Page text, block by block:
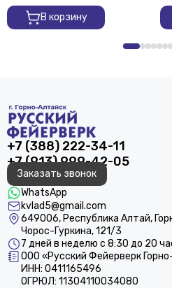
В корзину
+7 (388) 222-34-11
+7 (913) 999-42-05
Заказать звонок
WhatsApp
kvlad5@gmail.com
649006, Республика Алтай,
Чорос-Гуркина, 121/3
7 дней в неделю с 8:30 до 20
ООО «Русский Фейерверк
ИНН: 0411165496
ОГРЮЛ: 11304110034080